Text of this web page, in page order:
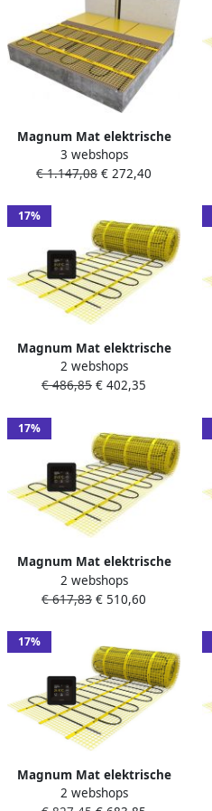
Magnum Mat elektrische
vloerverwarming set 1050
watt 7.0 m2 met WiFi
3 webshops
€ 1.147,08 € 272,40
17%
Magnum Mat elektrische
vloerverwarming set 225
watt 1.5 m2 met WiFi
2 webshops
€ 486,85 € 402,35
17%
Magnum Mat elektrische
vloerverwarming set 375
watt 2.5 m2 met WiFi
2 webshops
€ 617,83 € 510,60
17%
Magnum Mat elektrische
vloerverwarming set 675
2 webshops